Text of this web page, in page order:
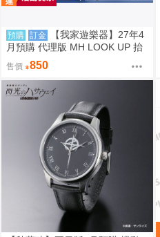
預購 訂金
【我家遊樂器】27年4
月預購 代理版 MH LOOK UP 抬
頭系列 刀劍亂舞ONLINE 三日月
宗近
售價 850